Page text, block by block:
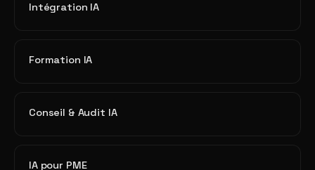
Intégration IA
Formation IA
Conseil & Audit IA
IA pour PME